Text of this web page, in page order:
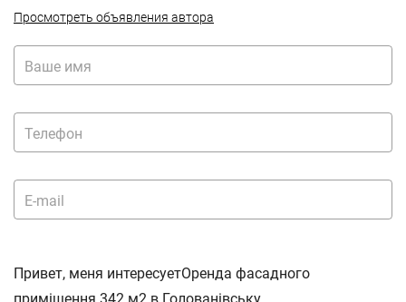
Просмотреть объявления автора